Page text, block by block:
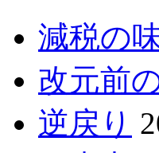
減税の
改元前
逆戻り